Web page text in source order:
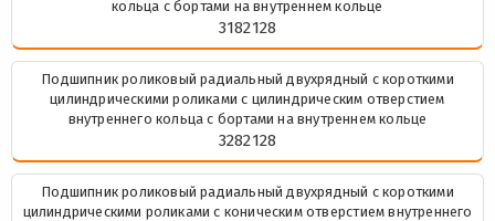
кольца с бортами на внутреннем кольце
3182128
Подшипник роликовый радиальный двухрядный с короткими
цилиндрическими роликами с цилиндрическим отверстием
внутреннего кольца с бортами на внутреннем кольце
3282128
Подшипник роликовый радиальный двухрядный с короткими
цилиндрическими роликами с коническим отверстием внутреннего